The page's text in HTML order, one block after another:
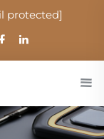
protected]